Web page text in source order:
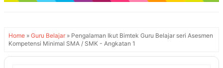
Home » Guru Belajar » Pengalaman Ikut Bimtek Guru Belajar seri Asesmen
Kompetensi Minimal SMA / SMK - Angkatan 1